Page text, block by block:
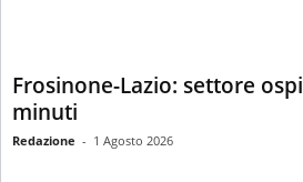
Frosinone-Lazio: settore
minuti
Redazione - 1 Agosto 2026